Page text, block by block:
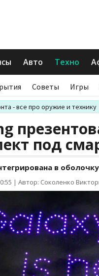
Авто Техно
Советы Игры
- все про оружие и технику
под
в
| Автор: Соколенко